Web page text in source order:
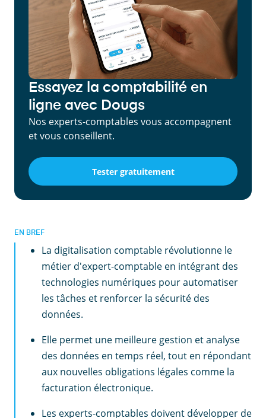
Essayez la comptabilité en
ligne avec Dougs
Nos experts-comptables vous accompagnent
et vous conseillent.
Tester gratuitement
EN BREF
La digitalisation comptable révolutionne le
métier d'expert-comptable en intégrant des
technologies numériques pour automatiser
les tâches et renforcer la sécurité des
données.
Elle permet une meilleure gestion et analyse
des données en temps réel, tout en répondant
aux nouvelles obligations légales comme la
facturation électronique.
Les experts-comptables doivent développer de